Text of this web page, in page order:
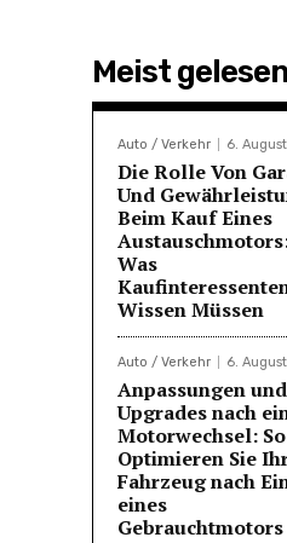
Meist gelesen
Auto / Verkehr 6.
Die Rolle Von
Und
Beim Kauf Eines
Was
Wissen Müssen
Auto / Verkehr 6.
Anpassungen und
Upgrades nach
Motorwechsel: So
Optimieren Sie
Fahrzeug nach
eines
Gebrauchtmotors